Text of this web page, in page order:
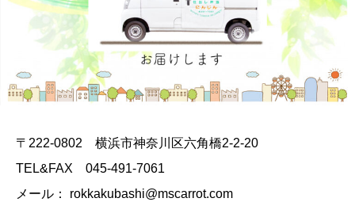
〒222-0802 横浜市神奈川区六角橋2-2-20
TEL&FAX 045-491-7061
メール： rokkakubashi@mscarrot.com